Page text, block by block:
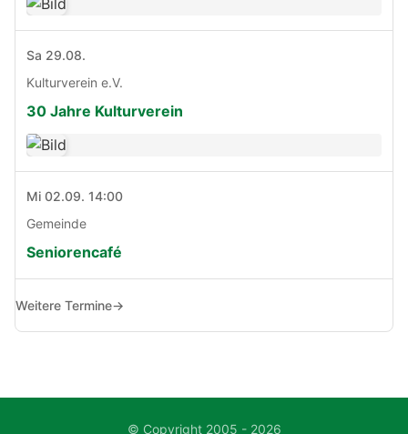
Sa 29.08.
Kulturverein e.V.
30 Jahre Kulturverein
Mi 02.09. 14:00
Gemeinde
Seniorencafé
Weitere Termine→
© Copyright 2005 - 2026